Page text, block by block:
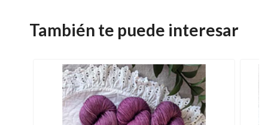
También te puede interesar